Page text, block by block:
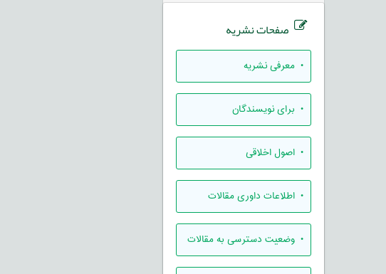
صفحات نشریه
• معرفی نشریه
• برای نویسندگان
• اصول اخلاقی
• اطلاعات داوری مقالات
• وضعیت دسترسی به مقالات